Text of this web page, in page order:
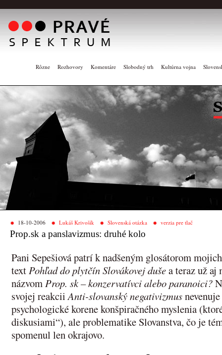
Rôzne Rozhovory Komentáre Slobodný trh Kultúrna vojna
18-10-2006 Lukáš Krivošík Slovenská otázka verzia pre tlač
Prop.sk a panslavizmus: druhé kolo
Pani Sepešiová patrí k nadšeným glosátorom
textPohľad do plytčín Slovákovej dušea teraz už aj
názvomProp. sk – konzervatívci alebo paranoici?
svojej reakciiAnti-slovanský negativizmus
psychologické korene konšpiračného myslenia
diskusiami“), ale problematike Slovanstva, čo je
spomenul len okrajovo.